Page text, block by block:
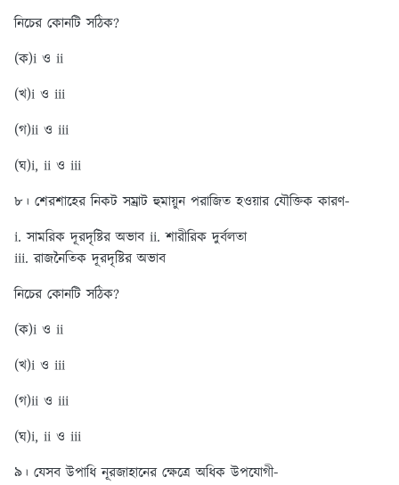
নিচের কোনটি সঠিক?
(ক)i ও ii
(খ)i ও iii
(গ)ii ও iii
(ঘ)i, ii ও iii
৮। শেরশাহের নিকট সম্রাট হুমায়ুন পরাজিত হওয়ার যৌক্তিক কারণ-
i. সামরিক দূরদৃষ্টির অভাব ii. শারীরিক দুর্বলতা
iii. রাজনৈতিক দূরদৃষ্টির অভাব
নিচের কোনটি সঠিক?
(ক)i ও ii
(খ)i ও iii
(গ)ii ও iii
(ঘ)i, ii ও iii
৯। যেসব উপাধি নূরজাহানের ক্ষেত্রে অধিক উপযোগী-